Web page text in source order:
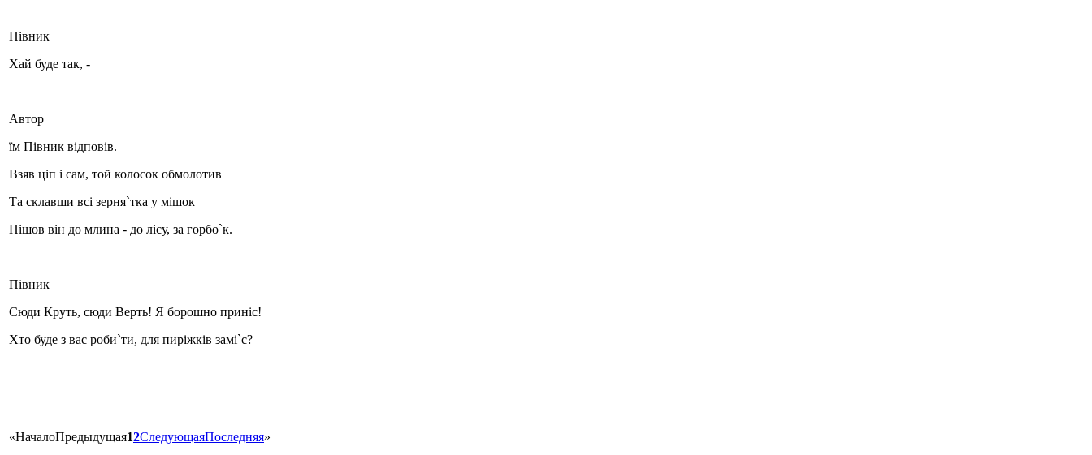
Півник
Хай буде так, -
Автор
їм Півник відповів.
Взяв ціп і сам, той колосок обмолотив
Та склавши всі зерня`тка у мішок
Пішов він до млина - до лісу, за горбо`к.
Півник
Сюди Круть, сюди Верть! Я борошно приніс!
Хто буде з вас роби`ти, для пиріжків замі`с?
«НачалоПредыдущая12СледующаяПоследняя»